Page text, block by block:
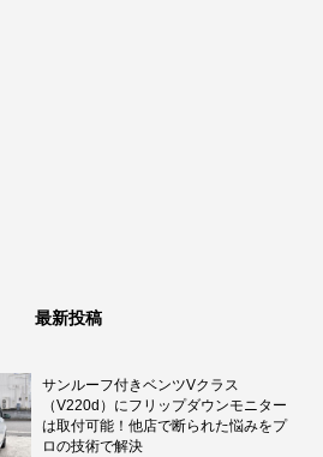
最新投稿
サンルーフ付きベンツVクラス
（V220d）にフリップダウンモニター
は取付可能！他店で断られた悩みをプ
ロの技術で解決